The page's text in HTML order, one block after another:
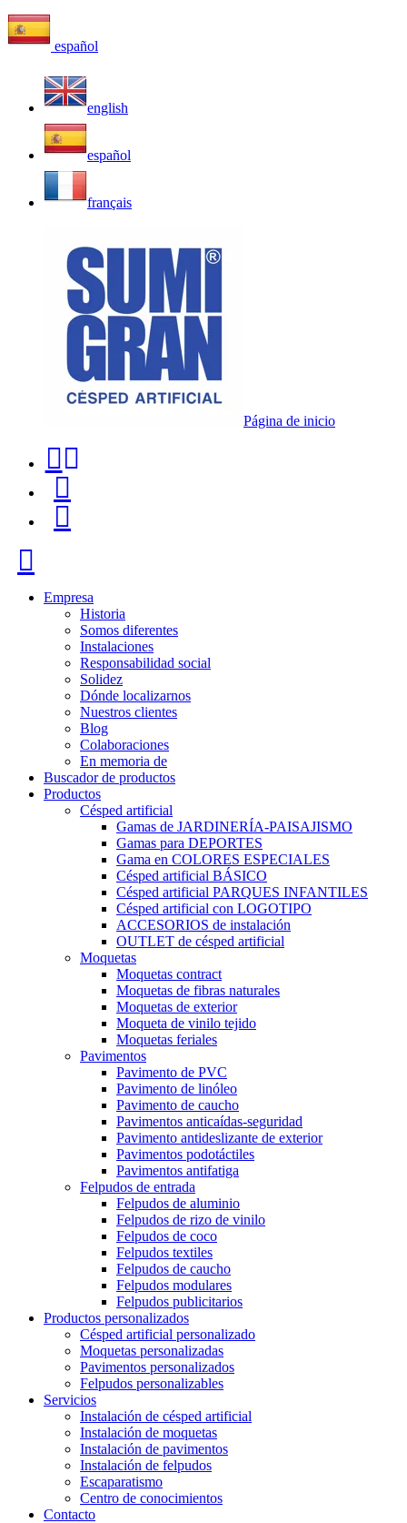
español
english
español
français
Página de inicio
116
96
57
Empresa
Historia
Somos diferentes
Instalaciones
Responsabilidad social
Solidez
Dónde localizarnos
Nuestros clientes
Blog
Colaboraciones
En memoria de
Buscador de productos
Productos
Césped artificial
Gamas de JARDINERÍA-PAISAJISMO
Gamas para DEPORTES
Gama en COLORES ESPECIALES
Césped artificial BÁSICO
Césped artificial PARQUES INFANTILES
Césped artificial con LOGOTIPO
ACCESORIOS de instalación
OUTLET de césped artificial
Moquetas
Moquetas contract
Moquetas de fibras naturales
Moquetas de exterior
Moqueta de vinilo tejido
Moquetas feriales
Pavimentos
Pavimento de PVC
Pavimento de linóleo
Pavimento de caucho
Pavimentos anticaídas-seguridad
Pavimento antideslizante de exterior
Pavimentos podotáctiles
Pavimentos antifatiga
Felpudos de entrada
Felpudos de aluminio
Felpudos de rizo de vinilo
Felpudos de coco
Felpudos textiles
Felpudos de caucho
Felpudos modulares
Felpudos publicitarios
Productos personalizados
Césped artificial personalizado
Moquetas personalizadas
Pavimentos personalizados
Felpudos personalizables
Servicios
Instalación de césped artificial
Instalación de moquetas
Instalación de pavimentos
Instalación de felpudos
Escaparatismo
Centro de conocimientos
Contacto